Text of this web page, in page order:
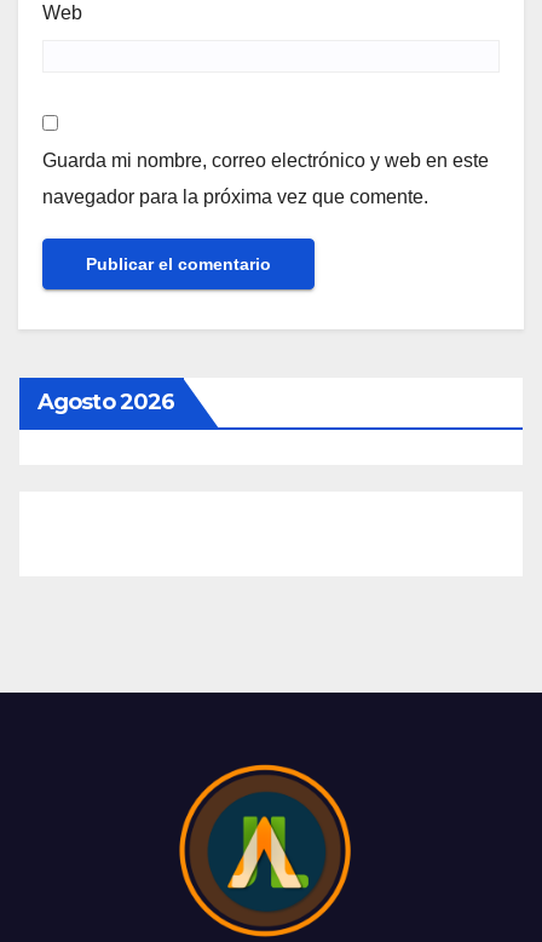
Web
Guarda mi nombre, correo electrónico y web en este
navegador para la próxima vez que comente.
Agosto 2026